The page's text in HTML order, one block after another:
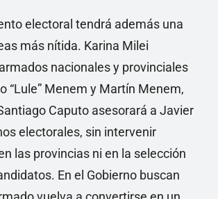
electoral tendrá además una
más nítida. Karina Milei
nacionales y provinciales
“Lule” Menem y Martín Menem,
Caputo asesorará a Javier
electorales, sin intervenir
las provincias ni en la selección
En el Gobierno buscan